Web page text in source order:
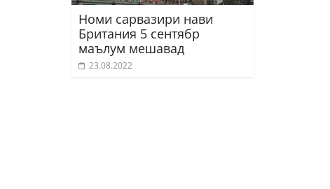
Номи сарвазири нави
Британия 5 сентябр
маълум мешавад
23.08.2022